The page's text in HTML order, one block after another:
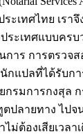
ะเทศไทย เรา
ระเทศแบบครบ
การ การตรวจ
กแปลที่ได้รับกา
กรมการกงสุล
ปลายทาง ไปจ
ม่ต้องเสียเวล